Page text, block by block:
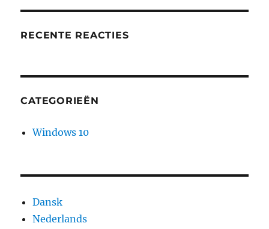
RECENTE REACTIES
CATEGORIEËN
Windows 10
Dansk
Nederlands